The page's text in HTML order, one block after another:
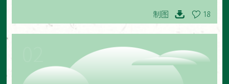
制图 18